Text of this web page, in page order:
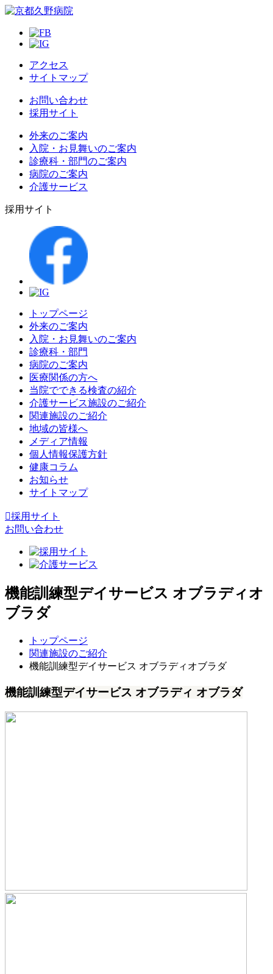
アクセス
サイトマップ
お問い合わせ
採用サイト
外来のご案内
入院・お見舞いのご案内
診療科・部門のご案内
病院のご案内
介護サービス
採用サイト
トップページ
外来のご案内
入院・お見舞いのご案内
診療科・部門
病院のご案内
医療関係の方へ
当院でできる検査の紹介
介護サービス施設のご紹介
関連施設のご紹介
地域の皆様へ
メディア情報
個人情報保護方針
健康コラム
お知らせ
サイトマップ
採用サイト
お問い合わせ
機能訓練型デイサービス オブラディオ
ブラダ
トップページ
関連施設のご紹介
機能訓練型デイサービス オブラディオブラダ
機能訓練型デイサービス オブラディ オブラダ